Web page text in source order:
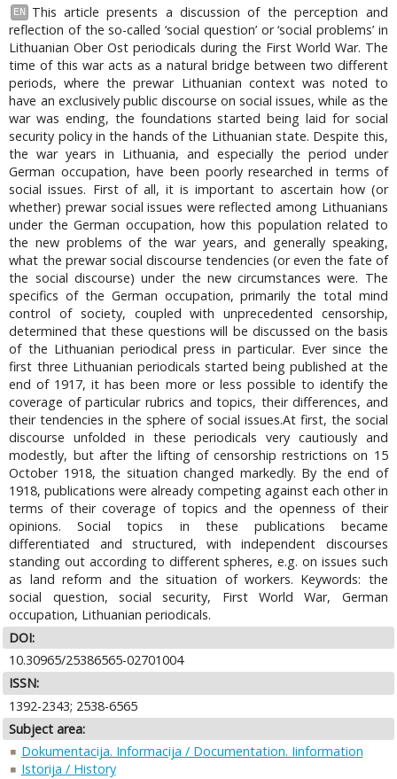
EN
This article presents a discussion of the perception and
reflection of the so-called ‘social question’ or ‘social problems’ in
Lithuanian Ober Ost periodicals during the First World War. The
time of this war acts as a natural bridge between two different
periods, where the prewar Lithuanian context was noted to
have an exclusively public discourse on social issues, while as the
war was ending, the foundations started being laid for social
security policy in the hands of the Lithuanian state. Despite this,
the war years in Lithuania, and especially the period under
German occupation, have been poorly researched in terms of
social issues. First of all, it is important to ascertain how (or
whether) prewar social issues were reflected among Lithuanians
under the German occupation, how this population related to
the new problems of the war years, and generally speaking,
what the prewar social discourse tendencies (or even the fate of
the social discourse) under the new circumstances were. The
specifics of the German occupation, primarily the total mind
control of society, coupled with unprecedented censorship,
determined that these questions will be discussed on the basis
of the Lithuanian periodical press in particular. Ever since the
first three Lithuanian periodicals started being published at the
end of 1917, it has been more or less possible to identify the
coverage of particular rubrics and topics, their differences, and
their tendencies in the sphere of social issues.At first, the social
discourse unfolded in these periodicals very cautiously and
modestly, but after the lifting of censorship restrictions on 15
October 1918, the situation changed markedly. By the end of
1918, publications were already competing against each other in
terms of their coverage of topics and the openness of their
opinions. Social topics in these publications became
differentiated and structured, with independent discourses
standing out according to different spheres, e.g. on issues such
as land reform and the situation of workers. Keywords: the
social question, social security, First World War, German
occupation, Lithuanian periodicals.
DOI:
10.30965/25386565-02701004
ISSN:
1392-2343; 2538-6565
Subject area:
Dokumentacija. Informacija / Documentation. Iinformation
Istorija / History